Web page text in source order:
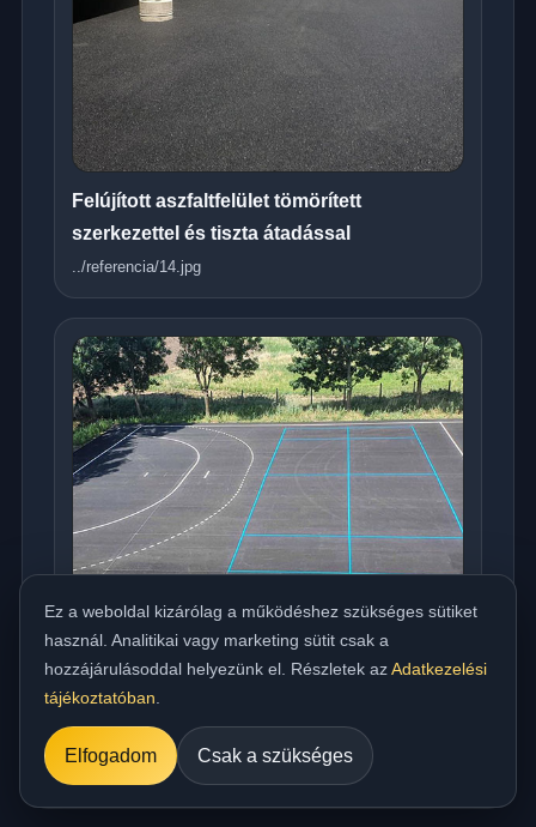
Felújított aszfaltfelület tömörített
szerkezettel és tiszta átadással
../referencia/14.jpg
Országos meleg aszfaltozás udvarra,
../referencia/15.jpg
Ez a weboldal kizárólag a működéshez szükséges sütiket
használ. Analitikai vagy marketing sütit csak a
hozzájárulásoddal helyezünk el. Részletek azAdatkezelési
tájékoztatóban
Elfogadom Csak a szükséges